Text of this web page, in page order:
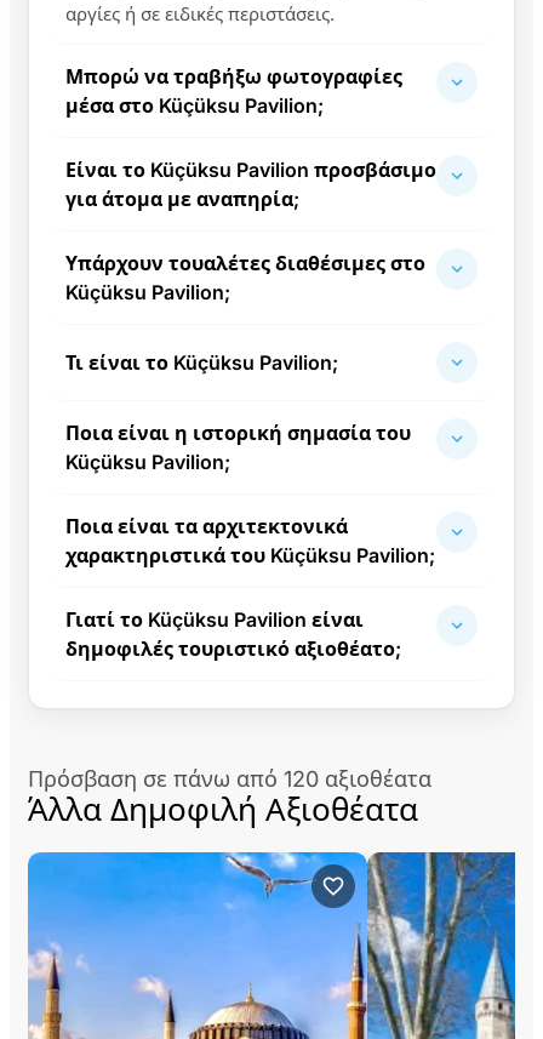
αργίες ή σε ειδικές περιστάσεις.
Μπορώ να τραβήξω φωτογραφίες
μέσα στο Küçüksu Pavilion;
Είναι το Küçüksu Pavilion προσβάσιμο
για άτομα με αναπηρία;
Υπάρχουν τουαλέτες διαθέσιμες στο
Küçüksu Pavilion;
Τι είναι το Küçüksu Pavilion;
Ποια είναι η ιστορική σημασία του
Küçüksu Pavilion;
Ποια είναι τα αρχιτεκτονικά
χαρακτηριστικά του Küçüksu Pavilion;
Γιατί το Küçüksu Pavilion είναι
δημοφιλές τουριστικό αξιοθέατο;
Πρόσβαση σε πάνω από 120 αξιοθέατα
Άλλα Δημοφιλή Αξιοθέατα